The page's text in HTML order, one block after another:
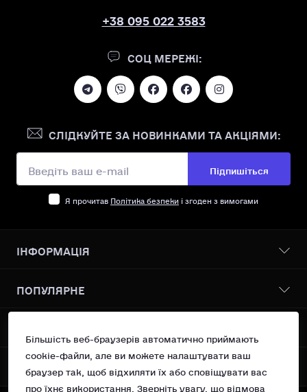
+38 095 022 3583
СОЦ МЕРЕЖІ:
СЛІДКУЙТЕ ЗА НОВИНКАМИ ТА АКЦІЯМИ:
Підпишіться
Я прочитав Політика безпеки і згоден з вимогами
ІНФОРМАЦІЯ
Про нас
Доставка І оплата
Умови згоди
Повернення
Контакти
ПОПУЛЯРНЕ
Всі товари
Vanilin Records Service
Сучасний поп
OSNOVA Records
Україна, м.Київ вул. Рейтарська 31/16 оф 10
support@vanilin-records.com
МЕСЕНДЖЕРИ
Більшість веб-браузерів автоматично приймають
cookie-файли, але ви можете налаштувати ваш
браузер так, щоб відхиляти їх або сповіщувати вас
про їхнє використання. Зверніть увагу, що відмова